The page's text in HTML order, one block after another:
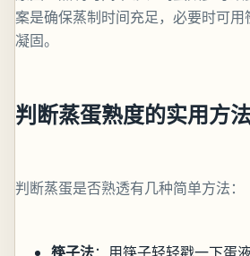
案是确保蒸制时间充足，必要时可用
凝固。
判断蒸蛋熟度的实用方
判断蒸蛋是否熟透有几种简单方法：